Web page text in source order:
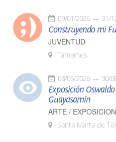
09/01/2026 31/
Construyendo mi
JUVENTUD
Tamames
08/05/2026 30/
Exposición Oswaldo
Guayasamín
ARTE /
Santa Marta de